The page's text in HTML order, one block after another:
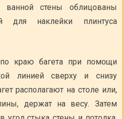
стены облицованы
для наклейки плинтуса
краю багета при помощи
линией сверху и снизу
располагают на столе или,
держат на весу. Затем